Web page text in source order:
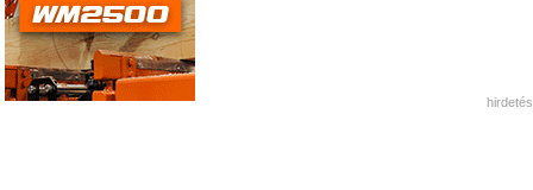
hirdetés